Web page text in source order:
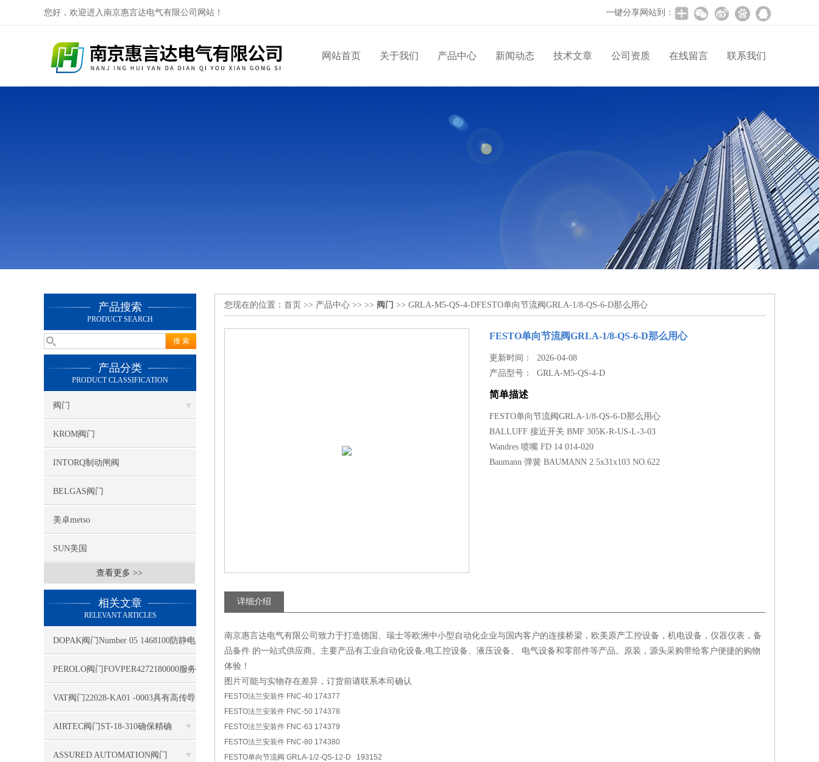
您好，欢迎进入南京惠言达电气有限公司网站！ 一键分享网站到：
网站首页 关于我们 产品中心 新闻动态 技术文章 公司资质 在线留言 联系我们
产品搜索
PRODUCT SEARCH
产品分类
PRODUCT CLASSIFICATION
阀门
KROM阀门
INTORQ制动闸阀
BELGAS阀门
美卓metso
SUN美国
查看更多 >>
相关文章
RELEVANT ARTICLES
DOPAK阀门Number 05 1468100防静电
PEROLO阀门FOVPER4272180000服务
专业
VAT阀门22028-KA01 -0003具有高传导
性
AIRTEC阀门ST-18-310确保精确
ASSURED AUTOMATION阀门
您现在的位置： 首页 >> 产品中心 >> >> 阀门 >> GRLA-M5-QS-4-DFESTO单向节流阀GRLA-1/8-QS-6-D那么用心
FESTO单向节流阀GRLA-1/8-QS-6-D那么用心
更新时间： 2026-04-08
产品型号：GRLA-M5-QS-4-D
简单描述
FESTO单向节流阀GRLA-1/8-QS-6-D那么用心
BALLUFF 接近开关 BMF 305K-R-US-L-3-03
Wandres 喷嘴 FD 14 014-020
Baumann 弹簧 BAUMANN 2.5x31x103 NO.622
详细介绍
南京惠言达电气有限公司致力于打造德国、瑞士等欧洲中小型自动化企业与国内客户的连接桥梁，欧美原产工控设备，机电设备，仪器仪表，备
品备件 的一站式供应商。主要产品有工业自动化设备,电工控设备、液压设备、 电气设备和零部件等产品。原装，源头采购带给客户便捷的购物
体验！
图片可能与实物存在差异，订货前请联系本司确认
FESTO法兰安装件 FNC-40 174377
FESTO法兰安装件 FNC-50 174378
FESTO法兰安装件 FNC-63 174379
FESTO法兰安装件 FNC-80 174380
FESTO单向节流阀 GRLA-1/2-QS-12-D 193152